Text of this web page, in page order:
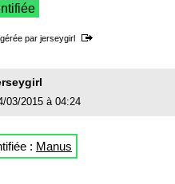
par jerseygirl
03/2015 à 04:24
: Manus